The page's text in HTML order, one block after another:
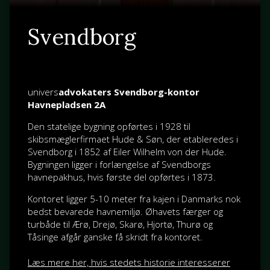
Svendborg
universadvokaters Svendborg-kontor
Havnepladsen 2A
Den statelige bygning opførtes i 1928 til
skibsmæglerfirmaet Hude & Søn, der etableredes i
Svendborg i 1852 af Eiler Wilhelm von der Hude.
Bygningen ligger i forlængelse af Svendborgs
havnepakhus, hvis første del opførtes i 1873.
Kontoret ligger 5-10 meter fra kajen i Danmarks nok
bedst bevarede havnemiljø. Øhavets færger og
turbåde til Ærø, Drejø, Skarø, Hjortø, Thurø og
Tåsinge afgår ganske få skridt fra kontoret.
Læs mere her, hvis stedets historie interesserer